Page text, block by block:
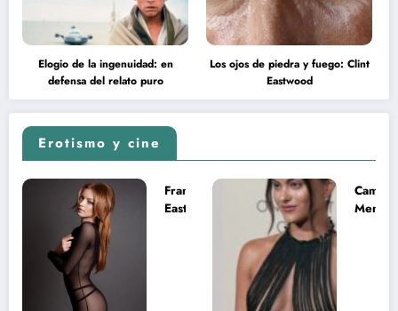
Elogio de la ingenuidad: en
defensa del relato puro
Los ojos de piedra y fuego: Clint
Eastwood
Erotismo y cine
Francesca
Eastwood y
Camila
Mendes